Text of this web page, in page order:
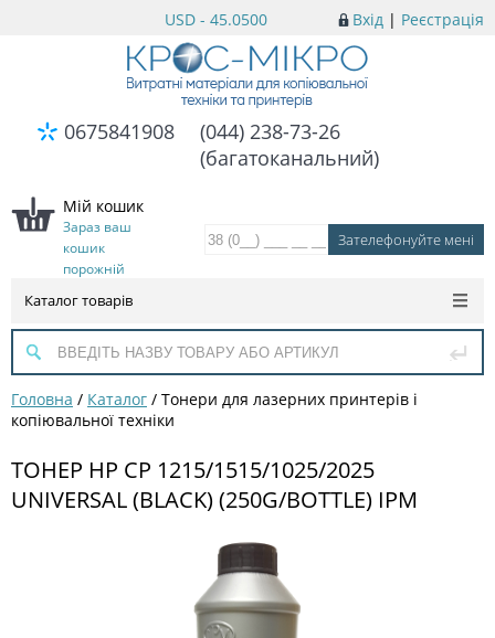
Вхід | Реєстрація
USD - 45.0500
0675841908
(044) 238-73-26
(багатоканальний)
Мій кошик
Зараз ваш
кошик
порожній
Каталог товарів
Головна / Каталог / Тонери для лазерних принтерів і
копіювальної техніки
ТОНЕР HP CP 1215/1515/1025/2025
UNIVERSAL (BLACK) (250G/BOTTLE) IPM